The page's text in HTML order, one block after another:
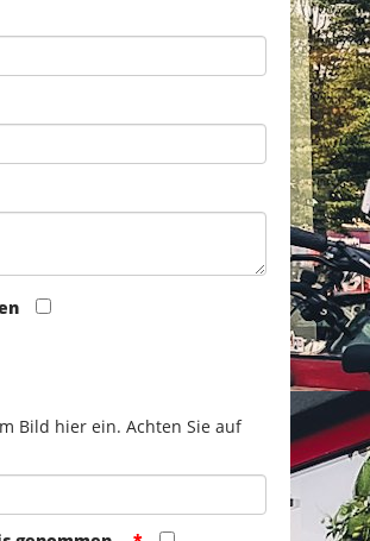
Bild hier ein. Achten Sie auf